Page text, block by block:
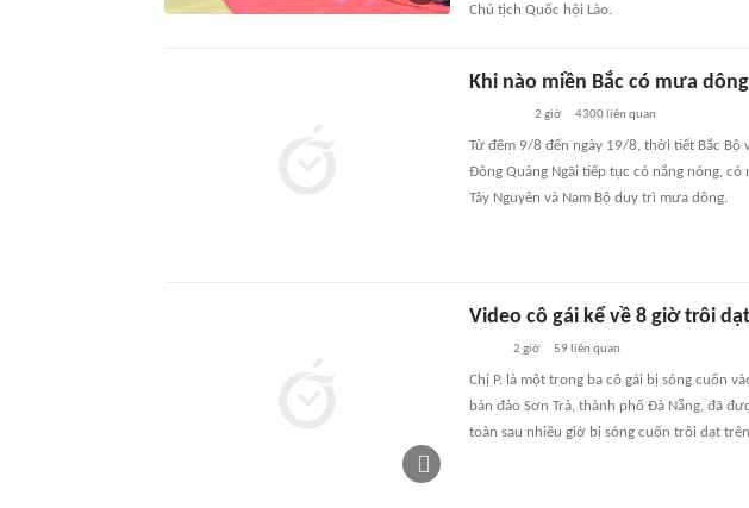
Chủ tịch Quốc hội Lào.
Khi nào miền Bắc có mưa
2 giờ 4300liên quan
Từ đêm 9/8 đến ngày 19/8, thời tiết Bắc Bộ
Đông Quảng Ngãi tiếp tục có nắng nóng, có
Tây Nguyên và Nam Bộ duy trì mưa dông.
Video cô gái kể về 8 giờ trôi
2 giờ 59 liên quan
Chị P. là một trong ba cô gái bị sóng cuốn
bán đảo Sơn Trà, thành phố Đà Nẵng, đã
toàn sau nhiều giờ bị sóng cuốn trôi dạt